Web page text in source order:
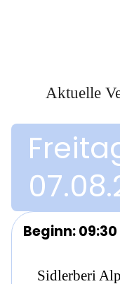
Aktuelle
Beginn: 09:30
Sidlerberi